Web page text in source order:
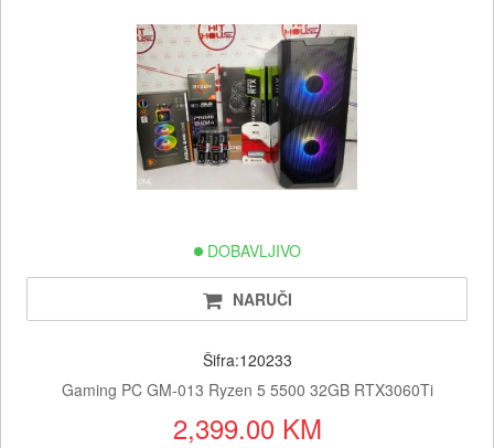
DOBAVLJIVO
NARUČI
Šifra:120233
Gaming PC GM-013 Ryzen 5 5500 32GB RTX3060Ti
2,399.00 KM